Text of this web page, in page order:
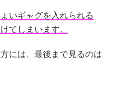
いギャグを入れられる
てしまいます。
には、最後まで見るのは